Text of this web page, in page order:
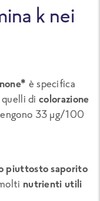
k nei
è specifica
quelli dicolorazione
33 μg/100
piuttosto saporito
nutrienti utili